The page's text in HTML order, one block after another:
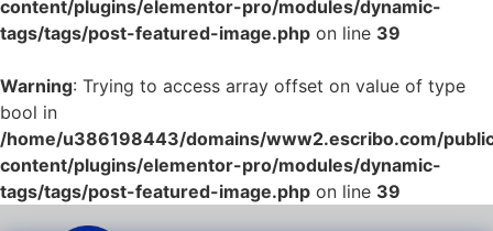
content/plugins/elementor-pro/modules/dynamic-
tags/tags/post-featured-image.php on line 39
Warning: Trying to access array offset on value of type
bool in
/home/u386198443/domains/www2.escribo.com/
content/plugins/elementor-pro/modules/dynamic-
tags/tags/post-featured-image.php on line 39